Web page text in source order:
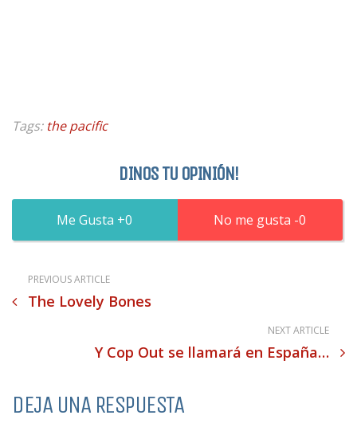
Tags: the pacific
DINOS TU OPINIÓN!
0 0
PREVIOUS ARTICLE
The Lovely Bones
NEXT ARTICLE
Y Cop Out se llamará en España…
DEJA UNA RESPUESTA